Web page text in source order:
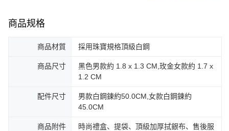
商品规格
商品材質 採用珠寶規格頂級白鋼
商品尺寸
黑色男款約 1.8 x 1.3 CM,玫金女款約 1.7 x
1.2 CM
配件尺寸
男款白鋼鍊約50.0CM,女款白鋼鍊約
45.0CM
商品附件
時尚禮盒、提袋、頂級加厚拭銀布、售後服